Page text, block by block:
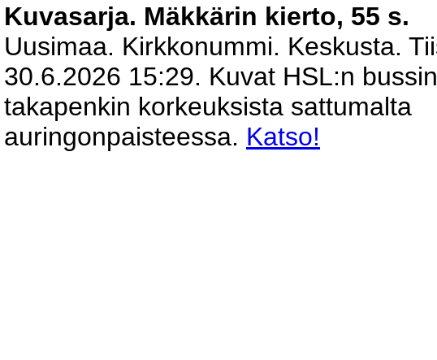
Kuvasarja. Mäkkärin kierto, 55 s.
Uusimaa. Kirkkonummi. Keskusta.
30.6.2026 15:29. Kuvat HSL:n bussin
takapenkin korkeuksista sattumalta
auringonpaisteessa. Katso!